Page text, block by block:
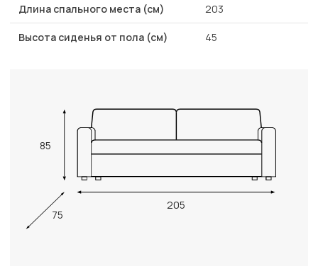
Длина спального места (см) 203
Высота сиденья от пола (см) 45
85
205
75